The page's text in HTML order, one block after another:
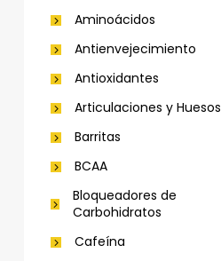
Aminoácidos
Antienvejecimiento
Antioxidantes
Articulaciones y Huesos
Barritas
BCAA
Bloqueadores de
Carbohidratos
Cafeína